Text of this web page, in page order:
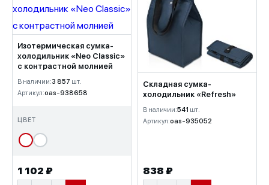
Изотермическая сумка-
холодильник «Neo Classic»
c контрастной молнией
В наличии:3 857 шт.
Артикул:oas-938658
ЦВЕТ
1 102 ₽
Складная сумка-
холодильник «Refresh»
В наличии:541 шт.
Артикул:oas-935052
838 ₽